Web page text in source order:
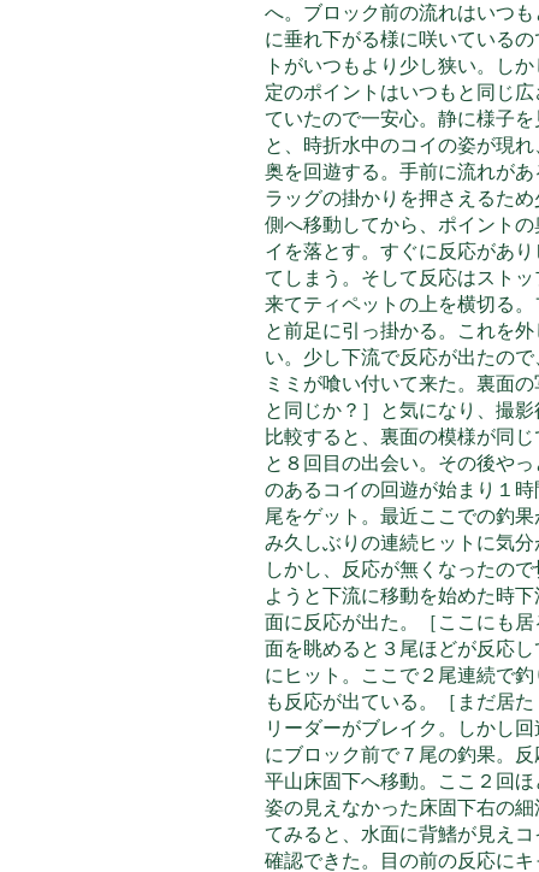
へ。ブロック前の流れはいつ
に垂れ下がる様に咲いているの
トがいつもより少し狭い。し
定のポイントはいつもと同じ
ていたので一安心。静に様子を
と、時折水中のコイの姿が現
奥を回遊する。手前に流れがあ
ラッグの掛かりを押さえるた
側へ移動してから、ポイントの
イを落とす。すぐに反応があ
てしまう。そして反応はスト
来てティペットの上を横切る
と前足に引っ掛かる。これを
い。少し下流で反応が出たの
ミミが喰い付いて来た。裏面
と同じか？］と気になり、撮
比較すると、裏面の模様が同
と８回目の出会い。その後や
のあるコイの回遊が始まり１時
尾をゲット。最近ここでの釣
み久しぶりの連続ヒットに気分
しかし、反応が無くなったの
ようと下流に移動を始めた時
面に反応が出た。［ここにも
面を眺めると３尾ほどが反応
にヒット。ここで２尾連続で
も反応が出ている。［まだ居
リーダーがブレイク。しかし
にブロック前で７尾の釣果。
平山床固下へ移動。ここ２回ほ
姿の見えなかった床固下右の細
てみると、水面に背鰭が見えコ
確認できた。目の前の反応にキ